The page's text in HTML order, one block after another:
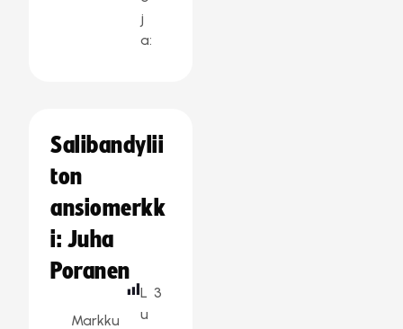
j
a:
Salibandylii
ton
ansiomerkk
i: Juha
Poranen
Markku
L
u
3